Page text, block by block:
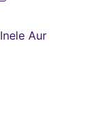
Inele Aur